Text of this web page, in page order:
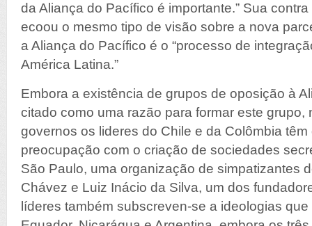
da Aliança do Pacífico é importante.” Sua
ecoou o mesmo tipo de visão sobre a nova
a Aliança do Pacífico é o “processo de
América Latina.”
Embora a existência de grupos de oposição à
citado como uma razão para formar este grupo,
governos os lideres do Chile e da Colômbia
preocupação com o criação de sociedades
São Paulo, uma organização de simpatizantes
Chávez e Luiz Inácio da Silva, um dos
líderes também subscreven-se a ideologias